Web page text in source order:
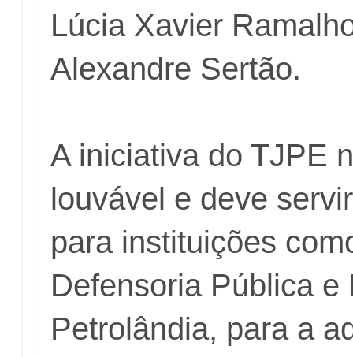
Lúcia Xavier
Alexandre Sertão.
A iniciativa do TJPE
louvável e deve
para instituições
Defensoria Pública e
Petrolândia, para a